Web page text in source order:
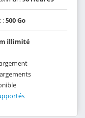
:500 Go
illimité